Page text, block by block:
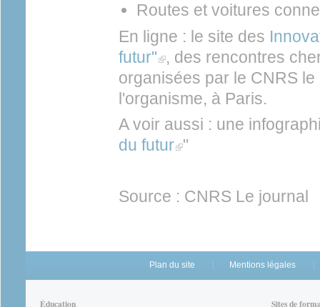
Routes et voitures
En ligne : le site des
futur" (link is external)
, des rencontres
organisées par le CNRS
l'organisme, à Paris.
A voir aussi : une
du futur (link is external)
"
Source : CNRS Le journal
Plan du site Mentions légales
Éducation Sites de